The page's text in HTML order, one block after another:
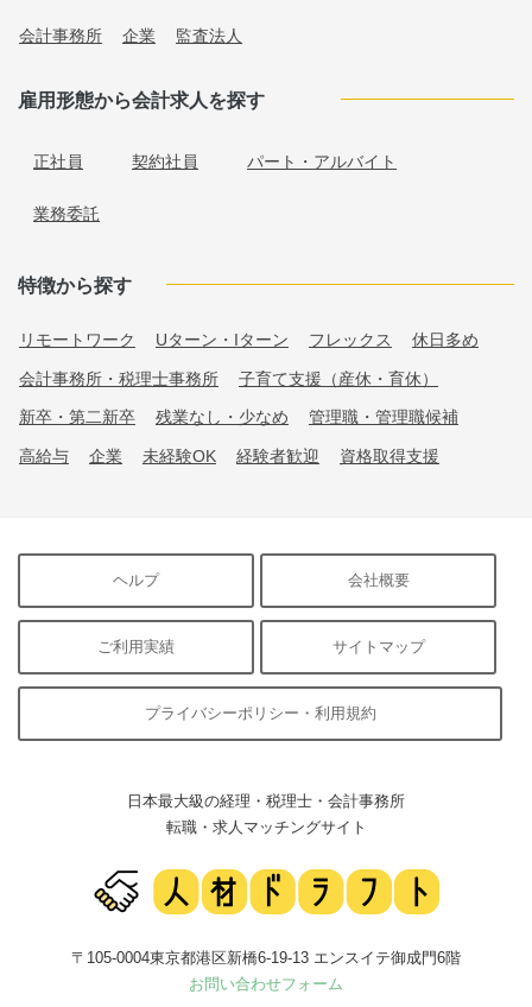
会計事務所 企業 監査法人
雇用形態から会計求人を探す
正社員 契約社員 パート・アルバイト
業務委託
特徴から探す
リモートワーク Uターン・Iターン フレックス 休日多め
会計事務所・税理士事務所 子育て支援（産休・育休）
新卒・第二新卒 残業なし・少なめ 管理職・管理職候補
高給与 企業 未経験OK 経験者歓迎 資格取得支援
ヘルプ 会社概要
ご利用実績 サイトマップ
プライバシーポリシー・利用規約
日本最大級の経理・税理士・会計事務所
転職・求人マッチングサイト
〒105-0004東京都港区新橋6-19-13 エンスイテ御成門6階
お問い合わせフォーム